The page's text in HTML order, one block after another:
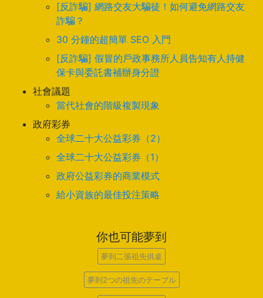
[反詐騙] 網路交友大騙徒！如何避免網路交友
詐騙？
30 分鐘的超簡單 SEO 入門
[反詐騙] 假冒的戶政事務所人員告知有人持健
保卡與委託書補辦身分證
社會議題
當代社會的階級複製現象
政府彩券
全球二十大公益彩券（2）
全球二十大公益彩券（1）
政府公益彩券的商業模式
給小資族的最佳投注策略
你也可能夢到
夢到二張祖先供桌
夢到2つの祖先のテーブル